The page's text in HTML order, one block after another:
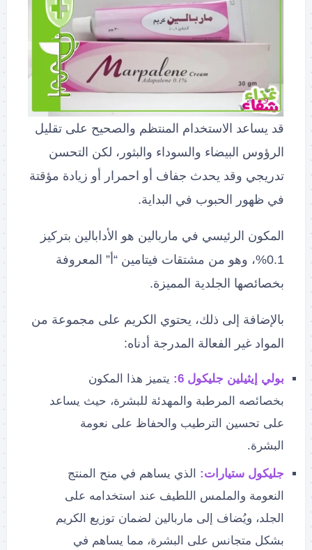
قد يساعد الاستخدام المنتظم والصحيح على تقليل
الرؤوس البيضاء والسوداء والبثور، لكن التحسن
تدريجي وقد يحدث جفاف أو احمرار أو زيادة مؤقتة
في ظهور الحبوب في البداية.
المكون الرئيسي في ماربالين هو الأدابالين بتركيز
0.1%، وهو من مشتقات فيتامين “أ” المعروفة
بخصائصها الجلدية المميزة.
بالإضافة إلى ذلك، يحتوي الكريم على مجموعة من
المواد غير الفعالة المدرجة أدناه:
بولي إيثيلين جليكول 6:
يتميز هذا المكون
بخصائصه المرطبة والمهدئة للبشرة، حيث يساعد
على تحسين الترطيب والحفاظ على نعومة
البشرة.
جليكول ستيارات: الذي يساهم في منح المنتج
النعومة والملمس اللطيف عند استخدامه على
الجلد، ويُضاف إلى ماربالين لضمان توزيع الكريم
بشكل متجانس على البشرة، مما يساهم في